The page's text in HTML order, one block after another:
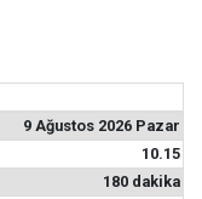
9 Ağustos 2026 Pazar
10.15
180 dakika